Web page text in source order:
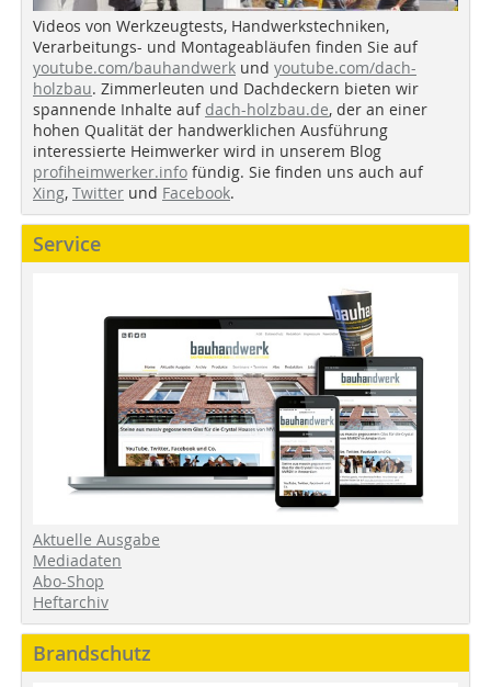
Videos von Werkzeugtests, Handwerkstechniken,
Verarbeitungs- und Montageabläufen finden Sie auf
youtube.com/bauhandwerk und youtube.com/dach-
holzbau. Zimmerleuten und Dachdeckern bieten wir
spannende Inhalte auf dach-holzbau.de, der an einer
hohen Qualität der handwerklichen Ausführung
interessierte Heimwerker wird in unserem Blog
profiheimwerker.info fündig. Sie finden uns auch auf
Xing, Twitter und Facebook.
Service
Aktuelle Ausgabe
Mediadaten
Abo-Shop
Heftarchiv
Brandschutz